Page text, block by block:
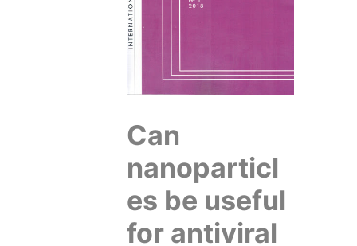
Can
nanoparticl
es be useful
for antiviral